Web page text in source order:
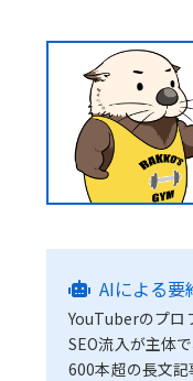
AIによる要
YouTuberのプロ
SEO流入が主体
600本超の長文記